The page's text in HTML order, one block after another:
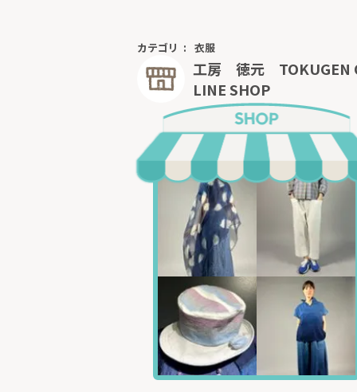
カテゴリ 衣服
工房 徳元 TOKUGEN
LINE SHOP